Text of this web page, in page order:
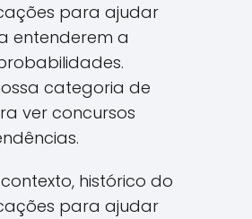
para ajudar
entenderem a
categoria de
ver concursos
histórico do
para ajudar